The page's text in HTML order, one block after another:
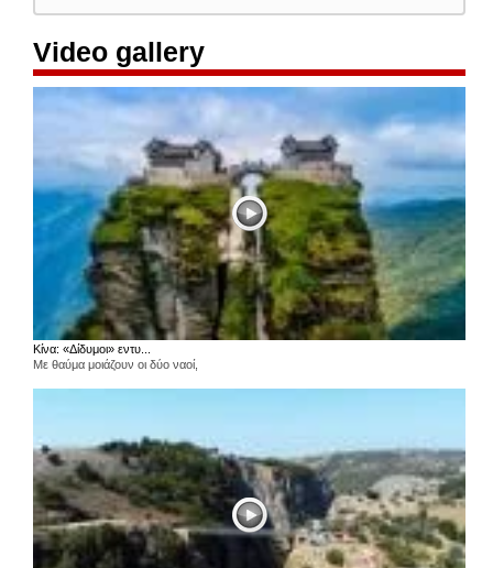
Video gallery
Κίνα: «Δίδυμοι» εντυ...
Με θαύμα μοιάζουν οι δύο ναοί,